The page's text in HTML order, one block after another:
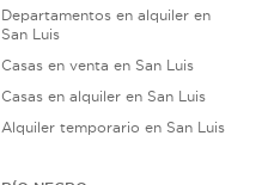
Departamentos en alquiler en
San Luis
Casas en venta en San Luis
Casas en alquiler en San Luis
Alquiler temporario en San Luis